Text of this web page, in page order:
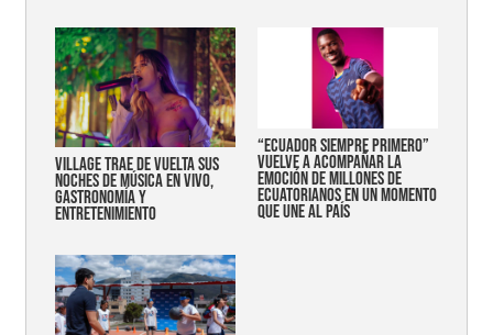
Village trae de vuelta sus
noches de música en vivo,
gastronomía y
entretenimiento
“Ecuador siempre primero”
vuelve a acompañar la
emoción de millones de
ecuatorianos en un momento
que une al país